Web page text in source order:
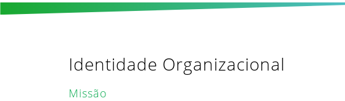
Identidade Organizacional
Missão